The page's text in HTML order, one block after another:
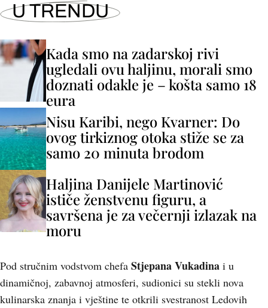
U TRENDU
Kada smo na zadarskoj rivi
ugledali ovu haljinu, morali smo
doznati odakle je – košta samo 18
eura
Nisu Karibi, nego Kvarner: Do
ovog tirkiznog otoka stiže se za
samo 20 minuta brodom
Haljina Danijele Martinović
ističe ženstvenu figuru, a
savršena je za večernji izlazak na
moru
Pod stručnim vodstvom chefa Stjepana Vukadina i u
dinamičnoj, zabavnoj atmosferi, sudionici su stekli nova
kulinarska znanja i vještine te otkrili svestranost Ledovih